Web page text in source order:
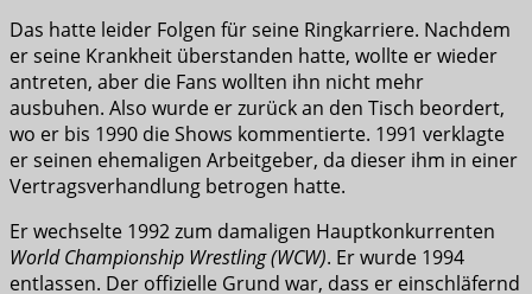
Das hatte leider Folgen für seine Ringkarriere. Nachdem
er seine Krankheit überstanden hatte, wollte er wieder
antreten, aber die Fans wollten ihn nicht mehr
ausbuhen. Also wurde er zurück an den Tisch beordert,
wo er bis 1990 die Shows kommentierte. 1991 verklagte
er seinen ehemaligen Arbeitgeber, da dieser ihm in einer
Vertragsverhandlung betrogen hatte.
Er wechselte 1992 zum damaligen Hauptkonkurrenten
World Championship Wrestling (WCW). Er wurde 1994
entlassen. Der offizielle Grund war, dass er einschläfernd